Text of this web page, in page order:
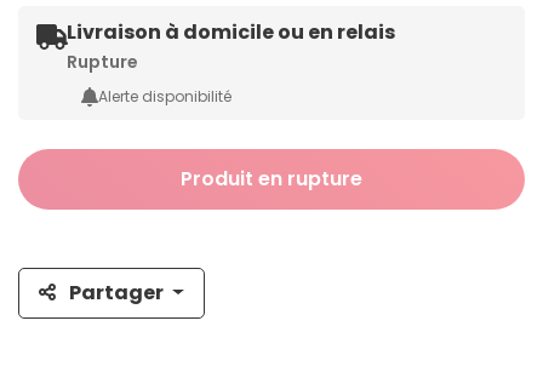
Livraison à domicile ou en relais
Rupture
Alerte disponibilité
Produit en rupture
Partager